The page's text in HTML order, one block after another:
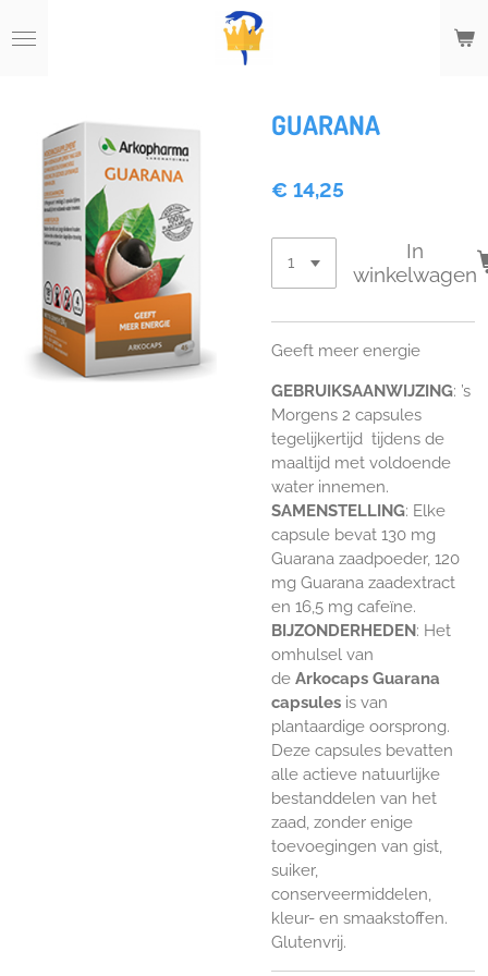
direct
GUARANA
€ 14,25
In
winkelwagen
Geeft meer energie
GEBRUIKSAANWIJZING: ’s
Morgens 2 capsules
tegelijkertijd tijdens de
maaltijd met voldoende
water innemen.
SAMENSTELLING: Elke
capsule bevat 130 mg
Guarana zaadpoeder, 120
mg Guarana zaadextract
en 16,5 mg cafeïne.
BIJZONDERHEDEN: Het
omhulsel van
de Arkocaps Guarana
capsules is van
plantaardige oorsprong.
Deze capsules bevatten
alle actieve natuurlijke
bestanddelen van het
zaad, zonder enige
toevoegingen van gist,
suiker,
conserveermiddelen,
kleur- en smaakstoffen.
Glutenvrij.